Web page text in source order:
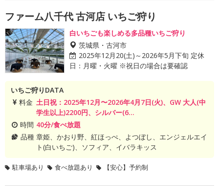
ファーム八千代 古河店 いちご狩り
白いちごも楽しめる多品種いちご狩り
茨城県・古河市
2025年12月20(土)～2026年5月下旬 定休
日：月曜・火曜 ※祝日の場合は要確認
いちご狩りDATA
料金 土日祝：2025年12月〜2026年4月7日(火)、GW 大人(中
学生以上)2200円、シルバー(6...
時間 40分/食べ放題
品種 章姫、かおり野、紅ほっぺ、よつぼし、エンジェルエイ
ト(白いちご)、ソフィア、イバラキッス
駐車場あり 食べ放題あり 【安心】予約制